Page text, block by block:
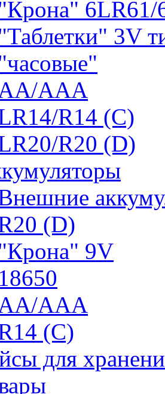
6LR61/
3V
AAA
R14 (C)
R20 (D)
(D)
9V
18650
AAA
(C)
для